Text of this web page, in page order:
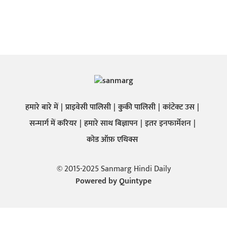
हमारे बारे में प्राइवेसी पालिसी कुकी पालिसी कांटेक्ट उस
सन्मार्ग में करियर हमारे साथ बिज्ञापन इतर इनफार्मेशन
कोड ऑफ़ एथिक्स
© 2015-2025 Sanmarg Hindi Daily
Powered byQuintype